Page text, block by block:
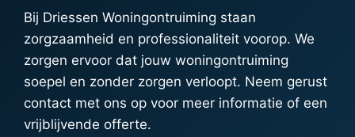
Bij Driessen Woningontruiming staan
zorgzaamheid en professionaliteit voorop. We
zorgen ervoor dat jouw woningontruiming
soepel en zonder zorgen verloopt. Neem gerust
contact met ons op voor meer informatie of een
vrijblijvende offerte.